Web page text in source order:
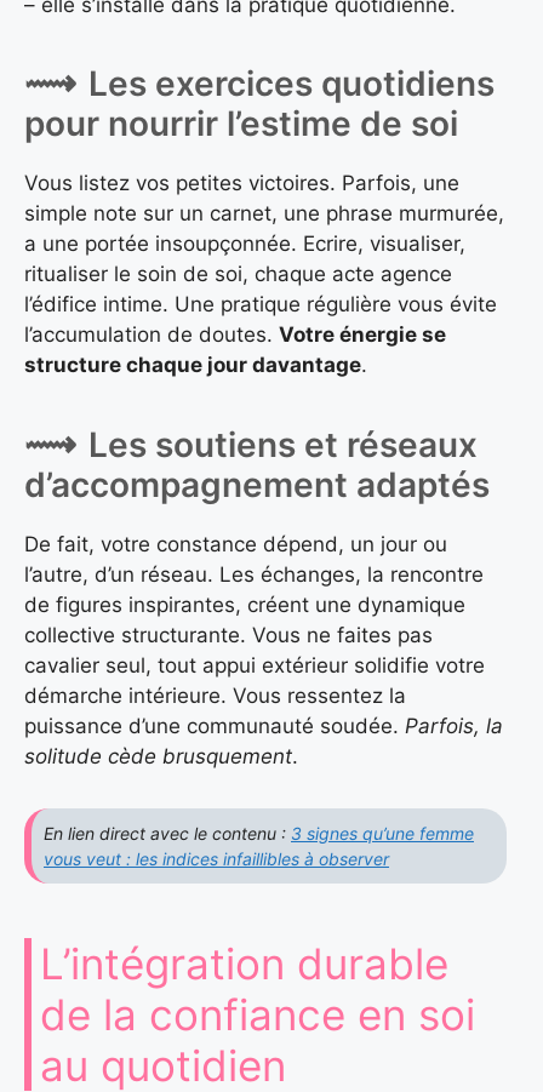
Les exercices quotidiens
pour nourrir l’estime de soi
Vous listez vos petites victoires. Parfois, une
simple note sur un carnet, une phrase murmurée,
a une portée insoupçonnée. Ecrire, visualiser,
ritualiser le soin de soi, chaque acte agence
l’édifice intime. Une pratique régulière vous évite
l’accumulation de doutes. Votre énergie se
structure chaque jour davantage.
Les soutiens et réseaux
d’accompagnement adaptés
De fait, votre constance dépend, un jour ou
l’autre, d’un réseau. Les échanges, la rencontre
de figures inspirantes, créent une dynamique
collective structurante. Vous ne faites pas
cavalier seul, tout appui extérieur solidifie votre
démarche intérieure. Vous ressentez la
puissance d’une communauté soudée. Parfois, la
solitude cède brusquement.
En lien direct avec le contenu : 3 signes qu’une femme
vous veut : les indices infaillibles à observer
L’intégration durable
de la confiance en soi
au quotidien